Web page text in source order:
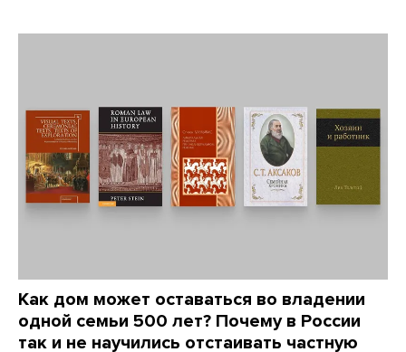
Как дом может оставаться во владении
одной семьи 500 лет? Почему в России
так и не научились отстаивать частную